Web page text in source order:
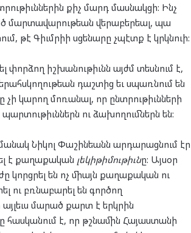
քիչ մարդ մասնակցի: Ինչ
մարտավարութեան վերաբերեալ, պա
թէ Գիւմրիի սցենարը չպէտք է կրկնուի:
իշխանութիւնն այժմ տեսնում է,
դաշտից եւ սպառնում են
կարող մոռանալ, որ ընտրութիւնների
ու ձախողումներն են:
Նիկոլ Փաշինեանն արդարացնում էր
է քաղաքական լեկիթիմութիւնը: Այսօր
կորցրել են ոչ միայն քաղաքական ու
ու բռնաբարել են գործող
մարած քարտ է երկրին
հասկանում է, որ թշնամին Հայաստանի